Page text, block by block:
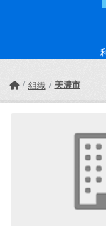
組織 美濃市